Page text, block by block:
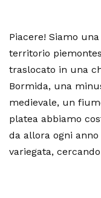
Piacere! Siamo
territorio
traslocato in una
Bormida, una
medievale, un
platea abbiamo
da allora ogni
variegata,